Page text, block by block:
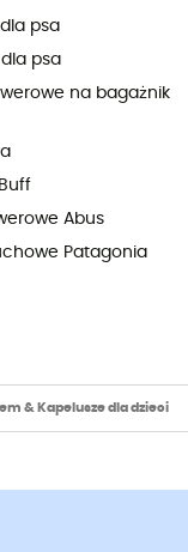
psa
psa
na bagażnik
Abus
Patagonia
& Kapelusze dla dzieci